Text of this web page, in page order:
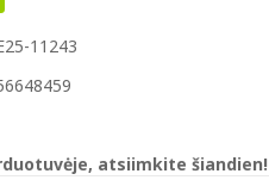
11243
atsiimkite šiandien!